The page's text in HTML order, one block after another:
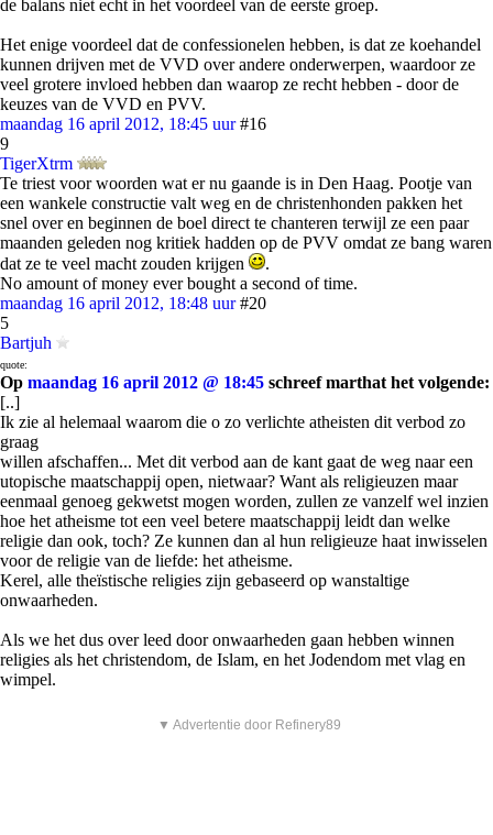
de balans niet echt in het voordeel van de eerste groep.
Het enige voordeel dat de confessionelen hebben, is dat ze koehandel
kunnen drijven met de VVD over andere onderwerpen, waardoor ze
veel grotere invloed hebben dan waarop ze recht hebben - door de
keuzes van de VVD en PVV.
maandag 16 april 2012, 18:45 uur #16
9
TigerXtrm
Te triest voor woorden wat er nu gaande is in Den Haag. Pootje van
een wankele constructie valt weg en de christenhonden pakken het
snel over en beginnen de boel direct te chanteren terwijl ze een paar
maanden geleden nog kritiek hadden op de PVV omdat ze bang waren
dat ze te veel macht zouden krijgen
.
No amount of money ever bought a second of time.
maandag 16 april 2012, 18:48 uur #20
5
Bartjuh
quote:
Op maandag 16 april 2012 @ 18:45 schreef marthat het volgende:
[..]
Ik zie al helemaal waarom die o zo verlichte atheisten dit verbod zo
graag
willen afschaffen... Met dit verbod aan de kant gaat de weg naar een
utopische maatschappij open, nietwaar? Want als religieuzen maar
eenmaal genoeg gekwetst mogen worden, zullen ze vanzelf wel inzien
hoe het atheisme tot een veel betere maatschappij leidt dan welke
religie dan ook, toch? Ze kunnen dan al hun religieuze haat inwisselen
voor de religie van de liefde: het atheisme.
Kerel, alle theïstische religies zijn gebaseerd op wanstaltige
onwaarheden.
Als we het dus over leed door onwaarheden gaan hebben winnen
religies als het christendom, de Islam, en het Jodendom met vlag en
wimpel.
▼ Advertentie door Refinery89